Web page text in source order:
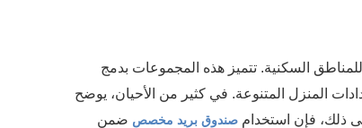
السكنية. تتميز هذه المجموعات بدمج
المنزل المتنوعة. في كثير من الأحيان، يوضح
ذلك، فإن استخدام صندوق بريد مخصص ضمن